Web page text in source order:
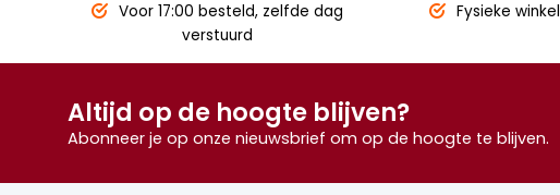
Voor 17:00 besteld, zelfde dag
verstuurd
Fysieke winkel
Altijd op de hoogte blijven?
Abonneer je op onze nieuwsbrief om op de hoogte te blijven.